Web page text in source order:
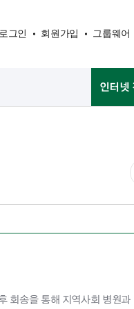
로그인 회원가입 그룹웨어
인터넷
회송을 통해 지역사회 병원